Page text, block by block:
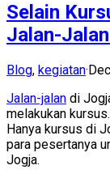
Selain
Jalan-
Blog, kegiatan·
Jalan-jalan di
melakukan
Hanya kursus di
para pesertanya
Jogja.